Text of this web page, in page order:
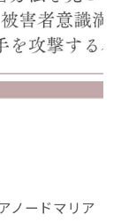
ノードマリア